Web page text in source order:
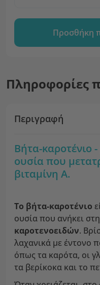
Προσθήκη
Πληροφορίες
Περιγραφή
Βήτα-καροτένιο
ουσία που
βιταμίνη Α.
Το βήτα-καροτένιο
ουσία που ανήκει
καροτενοειδών.
λαχανικά με έντονο
όπως τα καρότα, οι
τα βερίκοκα και το